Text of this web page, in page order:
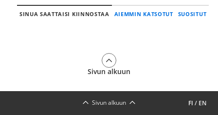
SINUA SAATTAISI KIINNOSTAA AIEMMIN KATSOTUT SUOSITUT
Sivun alkuun
FI / EN
Sivun alkuun